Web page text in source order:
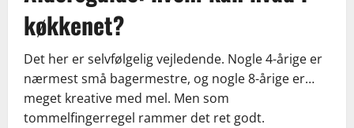
køkkenet?
Det her er selvfølgelig vejledende. Nogle 4-årige er
nærmest små bagermestre, og nogle 8-årige er…
meget kreative med mel. Men som
tommelfingerregel rammer det ret godt.